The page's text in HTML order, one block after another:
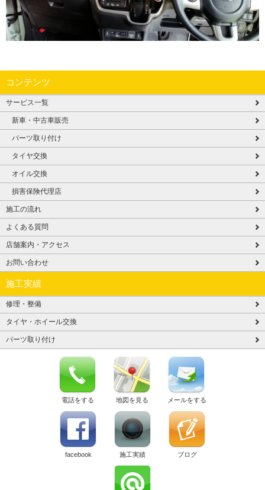
コンテンツ
サービス一覧
新車・中古車販売
パーツ取り付け
タイヤ交換
オイル交換
損害保険代理店
施工の流れ
よくある質問
店舗案内・アクセス
お問い合わせ
施工実績
修理・整備
タイヤ・ホイール交換
パーツ取り付け
電話をする 地図を見る メールをする
facebook 施工実績 ブログ